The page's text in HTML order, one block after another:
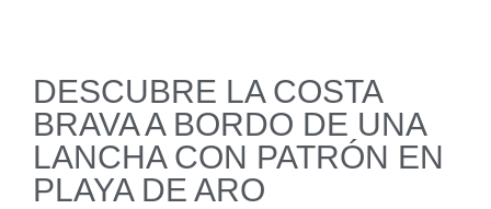
DESCUBRE LA COSTA
BRAVA A BORDO DE UNA
LANCHA CON PATRÓN EN
PLAYA DE ARO